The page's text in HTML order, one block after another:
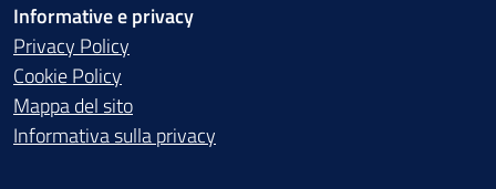
Informative e privacy
Privacy Policy
Cookie Policy
Mappa del sito
Informativa sulla privacy